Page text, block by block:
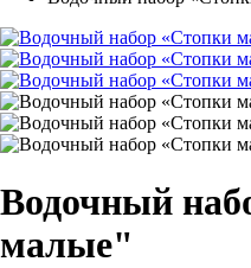
Водочный
малые"